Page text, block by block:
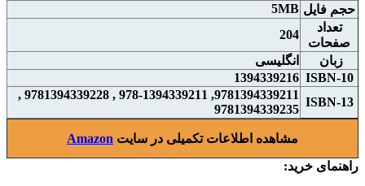
حجم فايل 5MB
تعداد
صفحات
204
زبان
انگلیسی
ISBN-10
1394339216
ISBN-13
9781394339211, 978-1394339211 , 9781394339228 ,
9781394339235
مشاهده اطلاعات تکمیلی در سایت Amazon
راهنمای خرید: